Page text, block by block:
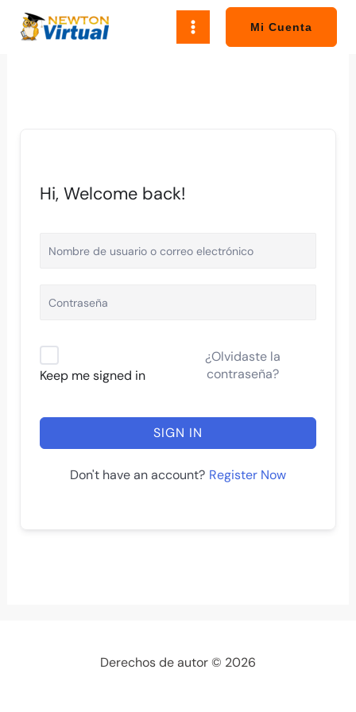
Mi Cuenta
Hi, Welcome back!
Keep me signed in
¿Olvidaste la
contraseña?
SIGN IN
Don't have an account? Register Now
Derechos de autor © 2026